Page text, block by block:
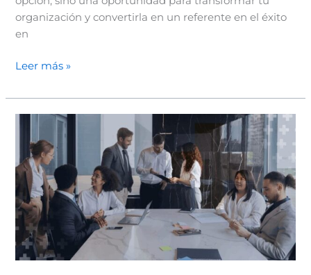
organización y convertirla en un referente en el éxito
en
Leer más »
Mejor
Versión
de
tu
Equipo
Nace
en
un